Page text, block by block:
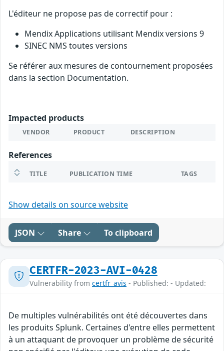
L'éditeur ne propose pas de correctif pour :
Mendix Applications utilisant Mendix versions 9
SINEC NMS toutes versions
Se référer aux mesures de contournement proposées
dans la section Documentation.
Impacted products
VENDOR PRODUCT DESCRIPTION
References
TITLE PUBLICATION TIME TAGS
Show details on source website
JSON Share To clipboard
CERTFR-2023-AVI-0428
Vulnerability from certfr_avis - Published: - Updated:
De multiples vulnérabilités ont été découvertes dans
les produits Splunk. Certaines d'entre elles permettent
à un attaquant de provoquer un problème de sécurité